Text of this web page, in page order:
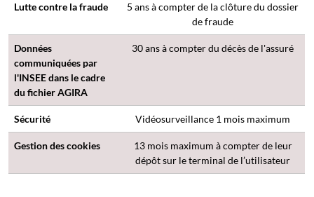
Lutte contre la fraude
5 ans à compter de la clôture du dossier
de fraude
Données
communiquées par
l'INSEE dans le cadre
du fichier AGIRA
30 ans à compter du décès de l'assuré
Sécurité Vidéosurveillance 1 mois maximum
Gestion des cookies
13 mois maximum à compter de leur
dépôt sur le terminal de l’utilisateur